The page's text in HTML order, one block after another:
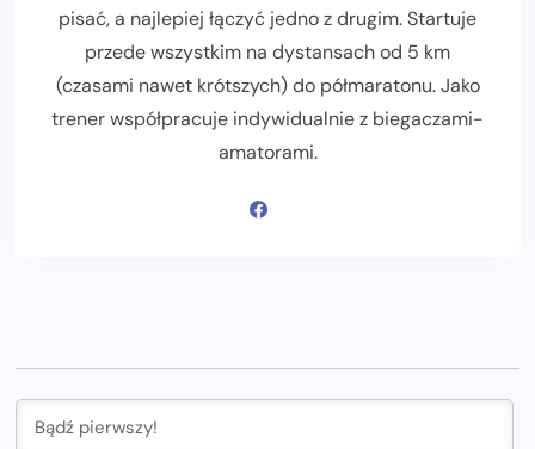
pisać, a najlepiej łączyć jedno z drugim. Startuje
przede wszystkim na dystansach od 5 km
(czasami nawet krótszych) do półmaratonu. Jako
trener współpracuje indywidualnie z biegaczami-
amatorami.